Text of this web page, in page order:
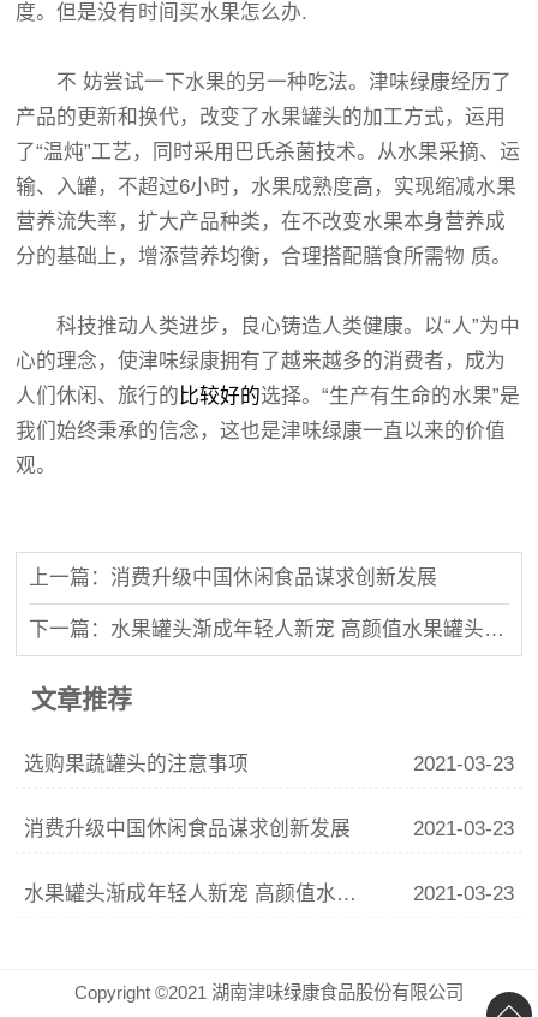
度。但是没有时间买水果怎么办.
不 妨尝试一下水果的另一种吃法。津味绿康经历了
产品的更新和换代，改变了水果罐头的加工方式，运用
了“温炖”工艺，同时采用巴氏杀菌技术。从水果采摘、运
输、入罐，不超过6小时，水果成熟度高，实现缩减水果
营养流失率，扩大产品种类，在不改变水果本身营养成
分的基础上，增添营养均衡，合理搭配膳食所需物 质。
科技推动人类进步，良心铸造人类健康。以“人”为中
心的理念，使津味绿康拥有了越来越多的消费者，成为
人们休闲、旅行的比较好的选择。“生产有生命的水果”是
我们始终秉承的信念，这也是津味绿康一直以来的价值
观。
上一篇：消费升级中国休闲食品谋求创新发展
下一篇：水果罐头渐成年轻人新宠 高颜值水果罐头强势来袭
文章推荐
选购果蔬罐头的注意事项 2021-03-23
消费升级中国休闲食品谋求创新发展 2021-03-23
水果罐头渐成年轻人新宠 高颜值水果罐头强势来袭 2021-03-23
Copyright ©2021 湖南津味绿康食品股份有限公司